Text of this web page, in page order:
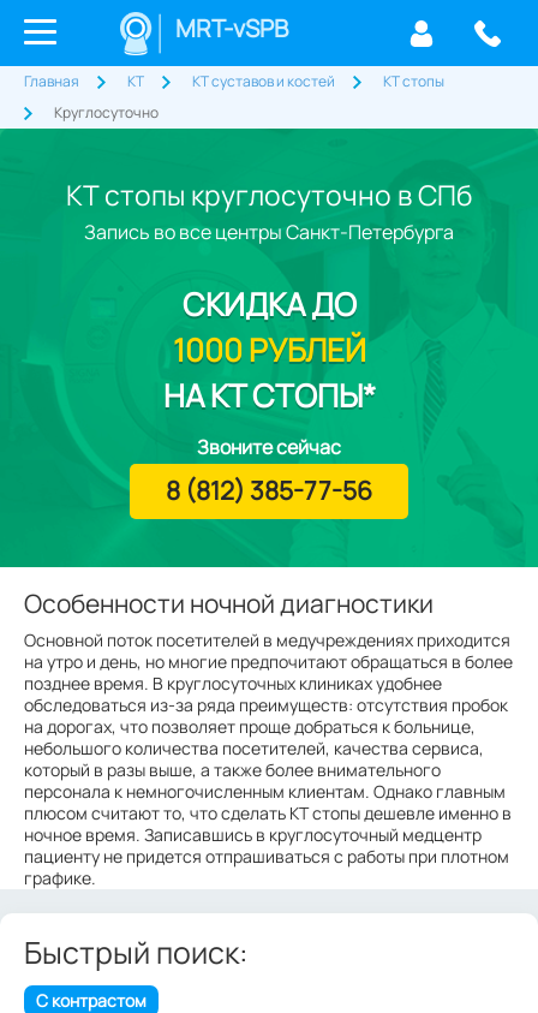
MRT-vSPB
Главная КТ КТ суставов и костей
КТ стопы
Круглосуточно
КТ стопы круглосуточно в СПб
Особенности ночной диагностики
Основной поток посетителей в медучреждениях приходится
на утро и день, но многие предпочитают обращаться в более
позднее время. В круглосуточных клиниках удобнее
обследоваться из-за ряда преимуществ: отсутствия пробок
на дорогах, что позволяет проще добраться к больнице,
небольшого количества посетителей, качества сервиса,
который в разы выше, а также более внимательного
персонала к немногочисленным клиентам. Однако главным
плюсом считают то, что сделать КТ стопы дешевле именно в
ночное время. Записавшись в круглосуточный медцентр
пациенту не придется отпрашиваться с работы при плотном
графике.
Запись во все центры Санкт-Петербурга
СКИДКАДО
1000 РУБЛЕЙ
НА КТ СТОПЫ*
Звоните сейчас
8 (812) 385-77-56
Быстрый поиск:
С контрастом